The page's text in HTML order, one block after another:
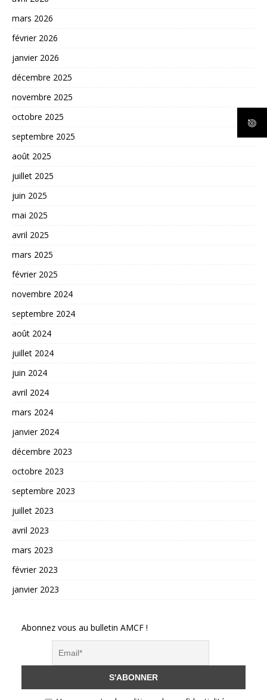
mars 2026
février 2026
janvier 2026
décembre 2025
novembre 2025
octobre 2025
septembre 2025
août 2025
juillet 2025
juin 2025
mai 2025
avril 2025
mars 2025
février 2025
novembre 2024
septembre 2024
août 2024
juillet 2024
juin 2024
avril 2024
mars 2024
janvier 2024
décembre 2023
octobre 2023
septembre 2023
juillet 2023
avril 2023
mars 2023
février 2023
janvier 2023
Abonnez vous au bulletin AMCF !